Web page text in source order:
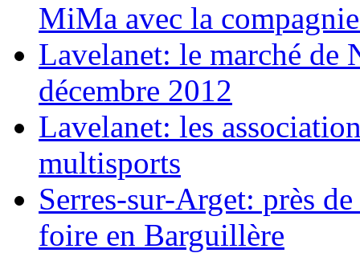
MiMa avec la
Lavelanet: le marché de
décembre 2012
Lavelanet: les
multisports
Serres-sur-Arget: près
foire en Barguillère